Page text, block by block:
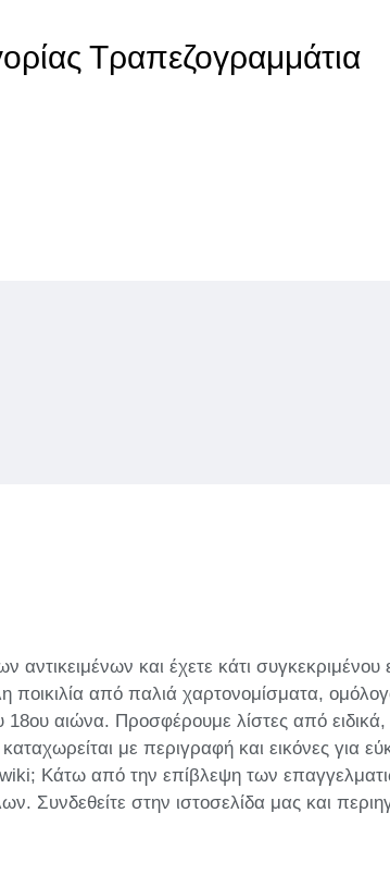
Τραπεζογραμμάτια
και έχετε κάτι
ποικιλία από παλιά χαρτονομίσματα,
αιώνα. Προσφέρουμε λίστες από
με περιγραφή και εικόνες για
Κάτω από την επίβλεψη των
στην ιστοσελίδα μας και